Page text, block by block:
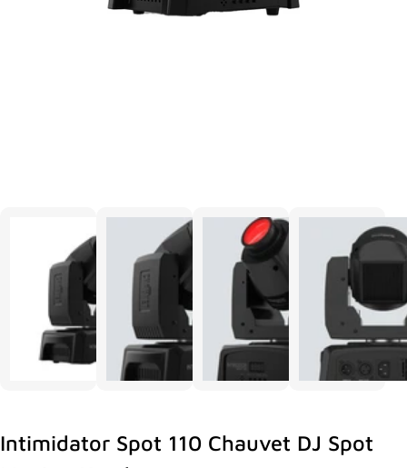
Intimidator Spot 110 Chauvet DJ Spot